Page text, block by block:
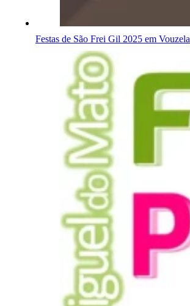
Festas de São Frei Gil 2025 em Vouzela